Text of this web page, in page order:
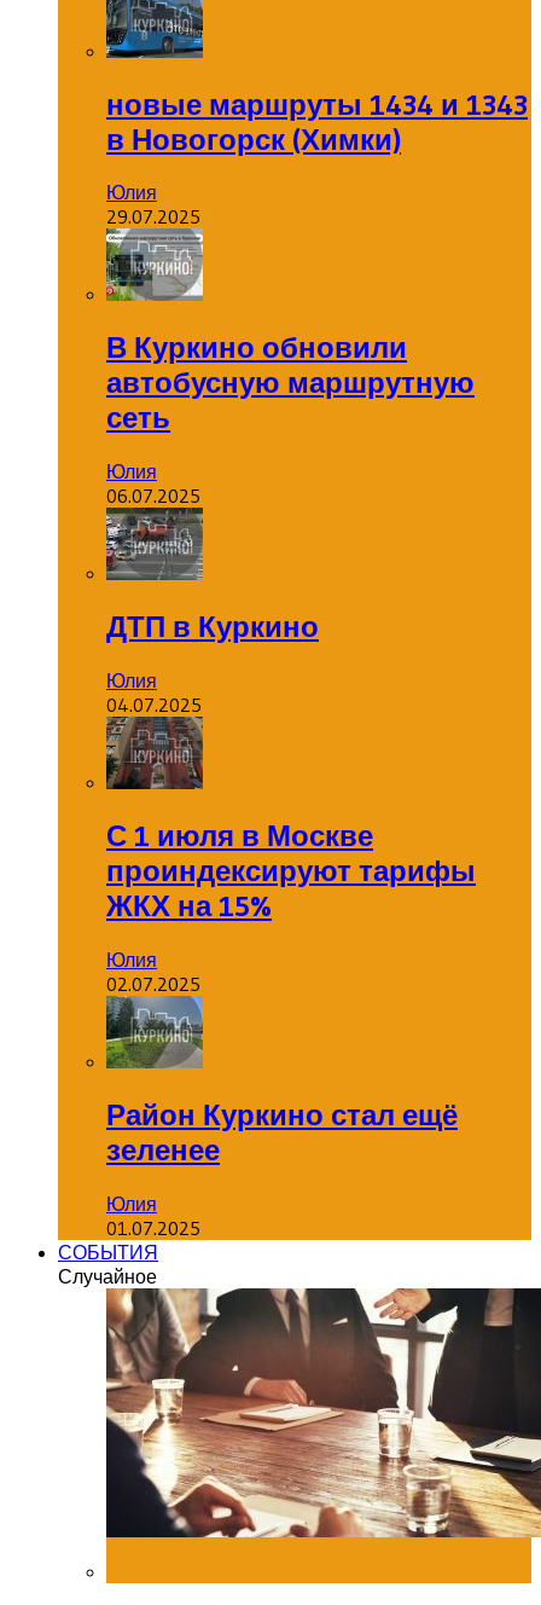
новые маршруты 1434 и 1343
в Новогорск (Химки)
Юлия
29.07.2025
В Куркино обновили
автобусную маршрутную
сеть
Юлия
06.07.2025
ДТП в Куркино
Юлия
04.07.2025
С 1 июля в Москве
проиндексируют тарифы
ЖКХ на 15%
Юлия
02.07.2025
Район Куркино стал ещё
зеленее
Юлия
01.07.2025
СОБЫТИЯ
Случайное